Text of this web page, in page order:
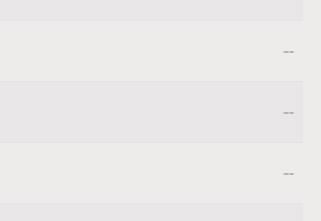
--
--
--